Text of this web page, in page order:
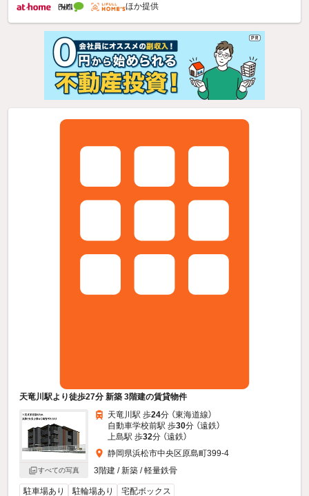
ほか提供
天竜川駅より徒歩27分 新築 3階建の賃貸物件
すべての写真
天竜川駅 歩24分 （東海道線）
自動車学校前駅 歩30分 （遠鉄）
上島駅 歩32分 （遠鉄）
静岡県浜松市中央区原島町399-4
3階建 / 新築 / 軽量鉄骨
駐車場あり 駐輪場あり 宅配ボックス